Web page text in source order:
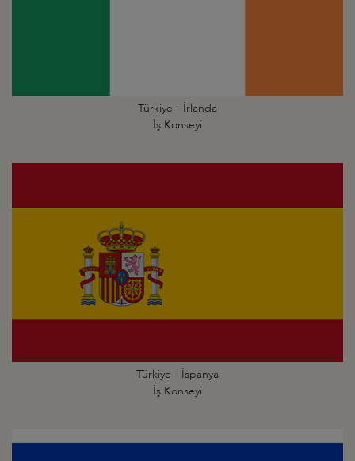
Türkiye - İrlanda
İş Konseyi
Türkiye - İspanya
İş Konseyi